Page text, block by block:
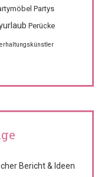
Partys
Perücke
Bericht & Ideen